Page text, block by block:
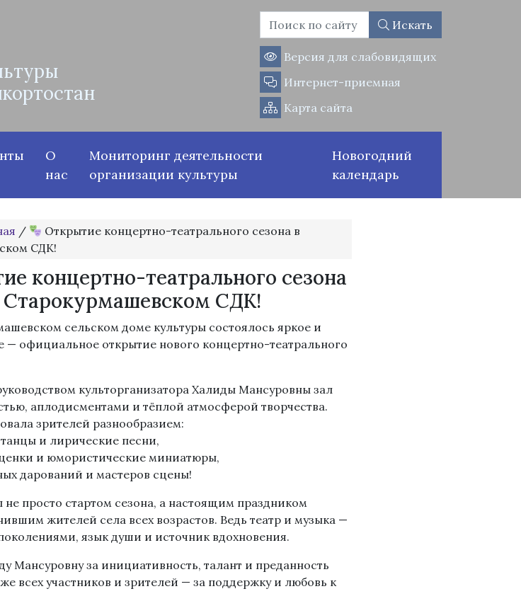
Искать
Версия для слабовидящих
Интернет-приемная
Карта сайта
О
нас
Мониторинг деятельности
организации культуры
Новогодний
календарь
/
Открытие концертно-театрального сезона в
СДК!
концертно-театрального сезона
Старокурмашевском СДК!
сельском доме культуры состоялось яркое и
— официальное открытие нового концертно-театрального
культорганизатора Халиды Мансуровны зал
аплодисментами и тёплой атмосферой творчества.
зрителей разнообразием:
и лирические песни,
и юмористические миниатюры,
дарований и мастеров сцены!
не просто стартом сезона, а настоящим праздником
жителей села всех возрастов. Ведь театр и музыка —
язык души и источник вдохновения.
Мансуровну за инициативность, талант и преданность
всех участников и зрителей — за поддержку и любовь к